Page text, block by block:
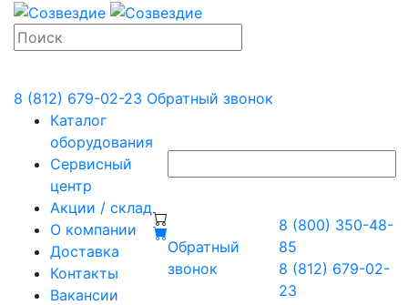
8 (812) 679-02-23 Обратный звонок
Каталог
оборудования
Сервисный
центр
Акции / склад
О компании
Доставка
Контакты
Вакансии
Обратный
звонок
8 (800) 350-48-
85
8 (812) 679-02-
23